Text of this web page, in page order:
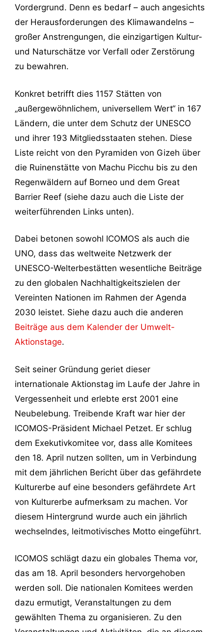
Vordergrund. Denn es bedarf – auch angesichts
der Herausforderungen des Klimawandelns –
großer Anstrengungen, die einzigartigen Kultur-
und Naturschätze vor Verfall oder Zerstörung
zu bewahren.
Konkret betrifft dies 1157 Stätten von
„außergewöhnlichem, universellem Wert“ in 167
Ländern, die unter dem Schutz der UNESCO
und ihrer 193 Mitgliedsstaaten stehen. Diese
Liste reicht von den Pyramiden von Gizeh über
die Ruinenstätte von Machu Picchu bis zu den
Regenwäldern auf Borneo und dem Great
Barrier Reef (siehe dazu auch die Liste der
weiterführenden Links unten).
Dabei betonen sowohl ICOMOS als auch die
UNO, dass das weltweite Netzwerk der
UNESCO-Welterbestätten wesentliche Beiträge
zu den globalen Nachhaltigkeitszielen der
Vereinten Nationen im Rahmen der Agenda
2030 leistet. Siehe dazu auch die anderen
Beiträge aus dem Kalender der Umwelt-
Aktionstage.
Seit seiner Gründung geriet dieser
internationale Aktionstag im Laufe der Jahre in
Vergessenheit und erlebte erst 2001 eine
Neubelebung. Treibende Kraft war hier der
ICOMOS-Präsident Michael Petzet. Er schlug
dem Exekutivkomitee vor, dass alle Komitees
den 18. April nutzen sollten, um in Verbindung
mit dem jährlichen Bericht über das gefährdete
Kulturerbe auf eine besonders gefährdete Art
von Kulturerbe aufmerksam zu machen. Vor
diesem Hintergrund wurde auch ein jährlich
wechselndes, leitmotivisches Motto eingeführt.
ICOMOS schlägt dazu ein globales Thema vor,
das am 18. April besonders hervorgehoben
werden soll. Die nationalen Komitees werden
dazu ermutigt, Veranstaltungen zu dem
gewählten Thema zu organisieren. Zu den